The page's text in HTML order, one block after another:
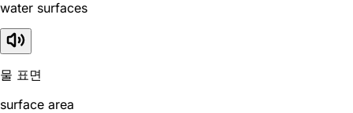
water surfaces
물 표면
surface area